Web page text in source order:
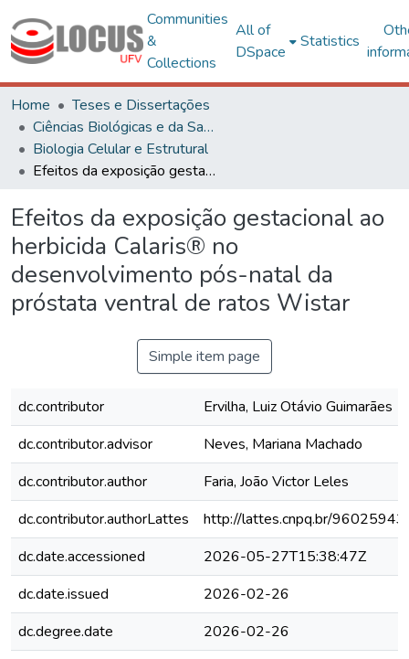
Communities
&
Collections
All of
DSpace
Statistics
Home
Teses e Dissertações
Ciências Biológicas e da Saúde
Biologia Celular e Estrutural
Efeitos da exposição gestacional ao herbicida Calaris® no desenvolvimento pós-natal da próstata ventral de ratos Wistar
Efeitos da exposição gestacional ao
herbicida Calaris® no
desenvolvimento pós-natal da
próstata ventral de ratos Wistar
Simple item page
dc.contributor
Ervilha, Luiz Otávio Guimarães
dc.contributor.advisor
Neves, Mariana Machado
dc.contributor.author
Faria, João Victor Leles
dc.contributor.authorLattes
http://lattes.cnpq.br/
dc.date.accessioned
2026-05-27T15:38:47Z
dc.date.issued
2026-02-26
dc.degree.date
2026-02-26